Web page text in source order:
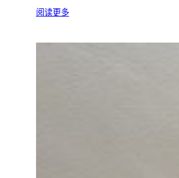
阅读更多